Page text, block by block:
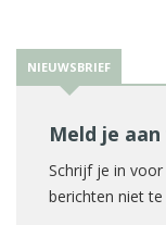
NIEUWSBRIEF
Meld je
Schrijf je in
berichten niet te